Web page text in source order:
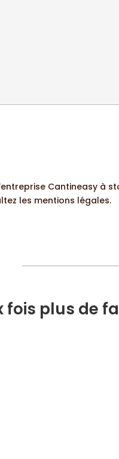
Cantineasy
les mentions légales.
fois plus de